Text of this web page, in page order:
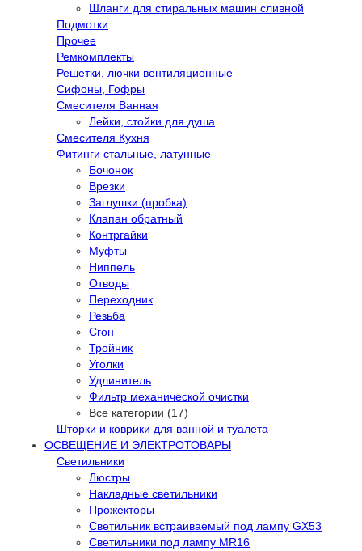
Шланги для стиральных машин сливной
Подмотки
Прочее
Ремкомплекты
Решетки, лючки вентиляционные
Сифоны, Гофры
Смесителя Ванная
Лейки, стойки для душа
Смесителя Кухня
Фитинги стальные, латунные
Бочонок
Врезки
Заглушки (пробка)
Клапан обратный
Контргайки
Муфты
Ниппель
Отводы
Переходник
Резьба
Сгон
Тройник
Уголки
Удлинитель
Фильтр механической очистки
Все категории (17)
Шторки и коврики для ванной и туалета
ОСВЕЩЕНИЕ И ЭЛЕКТРОТОВАРЫ
Светильники
Люстры
Накладные светильники
Прожекторы
Светильник встраиваемый под лампу GX53
Светильники под лампу MR16